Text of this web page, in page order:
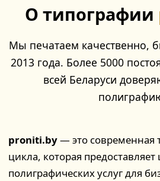
О типографии
Мы печатаем качественно,
2013 года. Более 5000
всей Беларуси
proniti.by— это современная
цикла, которая
полиграфических услуг для